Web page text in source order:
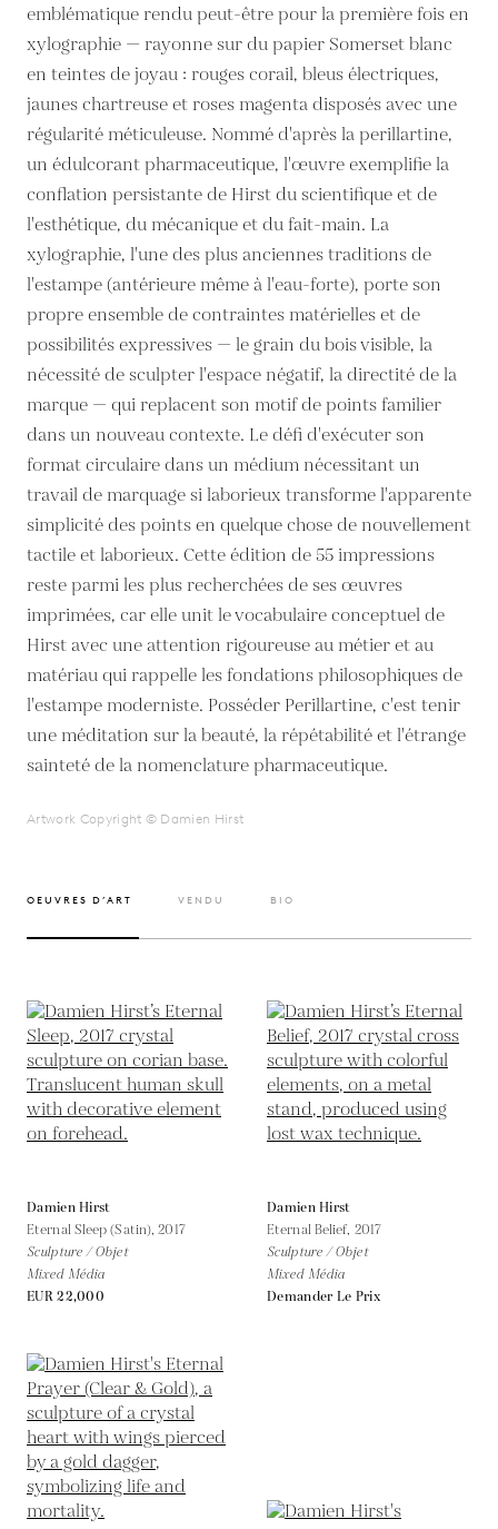
emblématique rendu peut-être pour la première fois en
xylographie — rayonne sur du papier Somerset blanc
en teintes de joyau : rouges corail, bleus électriques,
jaunes chartreuse et roses magenta disposés avec une
régularité méticuleuse. Nommé d'après la perillartine,
un édulcorant pharmaceutique, l'œuvre exemplifie la
conflation persistante de Hirst du scientifique et de
l'esthétique, du mécanique et du fait-main. La
xylographie, l'une des plus anciennes traditions de
l'estampe (antérieure même à l'eau-forte), porte son
propre ensemble de contraintes matérielles et de
possibilités expressives — le grain du bois visible, la
nécessité de sculpter l'espace négatif, la directité de la
marque — qui replacent son motif de points familier
dans un nouveau contexte. Le défi d'exécuter son
format circulaire dans un médium nécessitant un
travail de marquage si laborieux transforme l'apparente
simplicité des points en quelque chose de nouvellement
tactile et laborieux. Cette édition de 55 impressions
reste parmi les plus recherchées de ses œuvres
imprimées, car elle unit le vocabulaire conceptuel de
Hirst avec une attention rigoureuse au métier et au
matériau qui rappelle les fondations philosophiques de
l'estampe moderniste. Posséder Perillartine, c'est tenir
une méditation sur la beauté, la répétabilité et l'étrange
sainteté de la nomenclature pharmaceutique.
Artwork Copyright © Damien Hirst
OEUVRES D’ART VENDU BIO
Damien Hirst
Eternal Sleep (Satin),2017
Sculpture / Objet
Mixed Média
EUR 22,000
Damien Hirst
Eternal Belief, 2017
Sculpture / Objet
Mixed Média
Demander Le Prix